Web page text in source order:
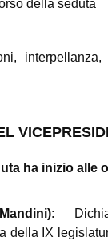
della seduta
ha inizio alle
):
della IX